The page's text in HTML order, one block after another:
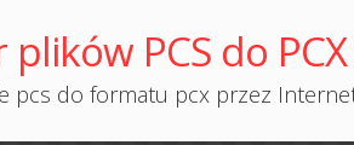
PCS do PCX
pcs do formatu pcx przez